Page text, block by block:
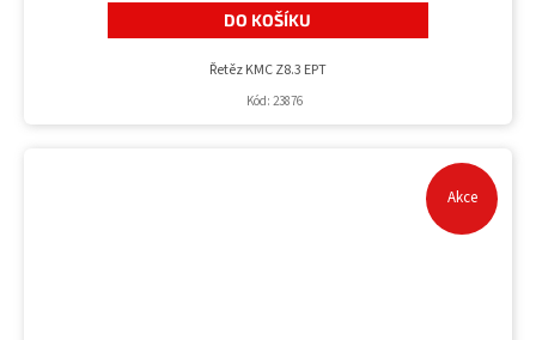
DO KOŠÍKU
Řetěz KMC Z8.3 EPT
Kód: 23876
Akce